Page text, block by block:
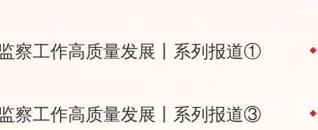
察工作高质量发展丨系列报道①
察工作高质量发展丨系列报道③